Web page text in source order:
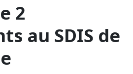
2
au SDIS de